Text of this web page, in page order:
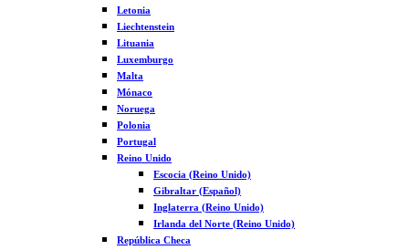
Letonia
Liechtenstein
Lituania
Luxemburgo
Malta
Mónaco
Noruega
Polonia
Portugal
Reino Unido
Escocia (Reino Unido)
Gibraltar (Español)
Inglaterra (Reino Unido)
Irlanda del Norte (Reino Unido)
República Checa